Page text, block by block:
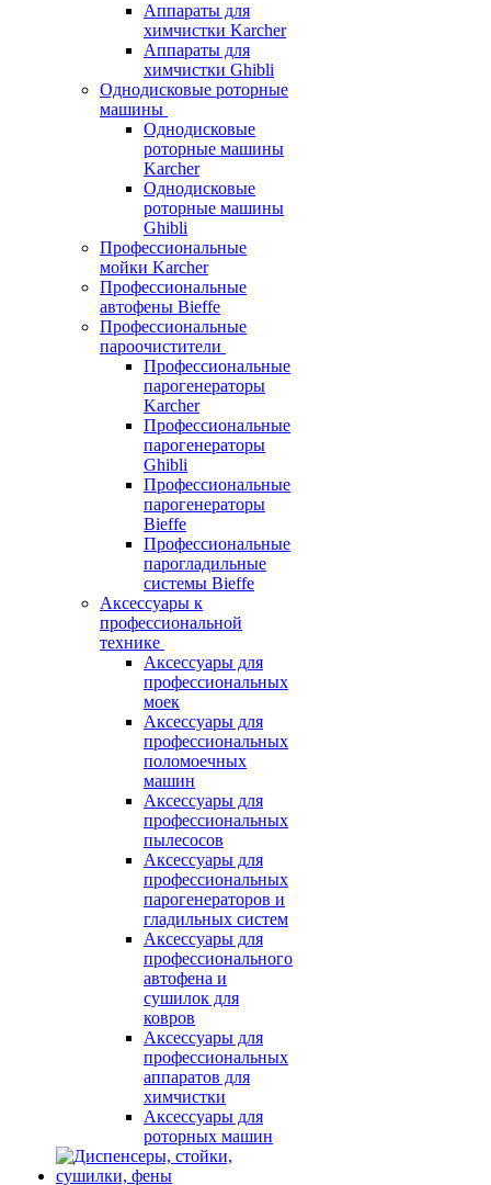
Аппараты для
химчистки Karcher
Аппараты для
химчистки Ghibli
Однодисковые роторные
машины
Однодисковые
роторные машины
Karcher
Однодисковые
роторные машины
Ghibli
Профессиональные
мойки Karcher
Профессиональные
автофены Bieffe
Профессиональные
пароочистители
Профессиональные
парогенераторы
Karcher
Профессиональные
парогенераторы
Ghibli
Профессиональные
парогенераторы
Bieffe
Профессиональные
парогладильные
системы Bieffe
Аксессуары к
профессиональной
технике
Аксессуары для
профессиональных
моек
Аксессуары для
профессиональных
поломоечных
машин
Аксессуары для
профессиональных
пылесосов
Аксессуары для
профессиональных
парогенераторов и
гладильных систем
Аксессуары для
профессионального
автофена и
сушилок для
ковров
Аксессуары для
профессиональных
аппаратов для
химчистки
Аксессуары для
роторных машин